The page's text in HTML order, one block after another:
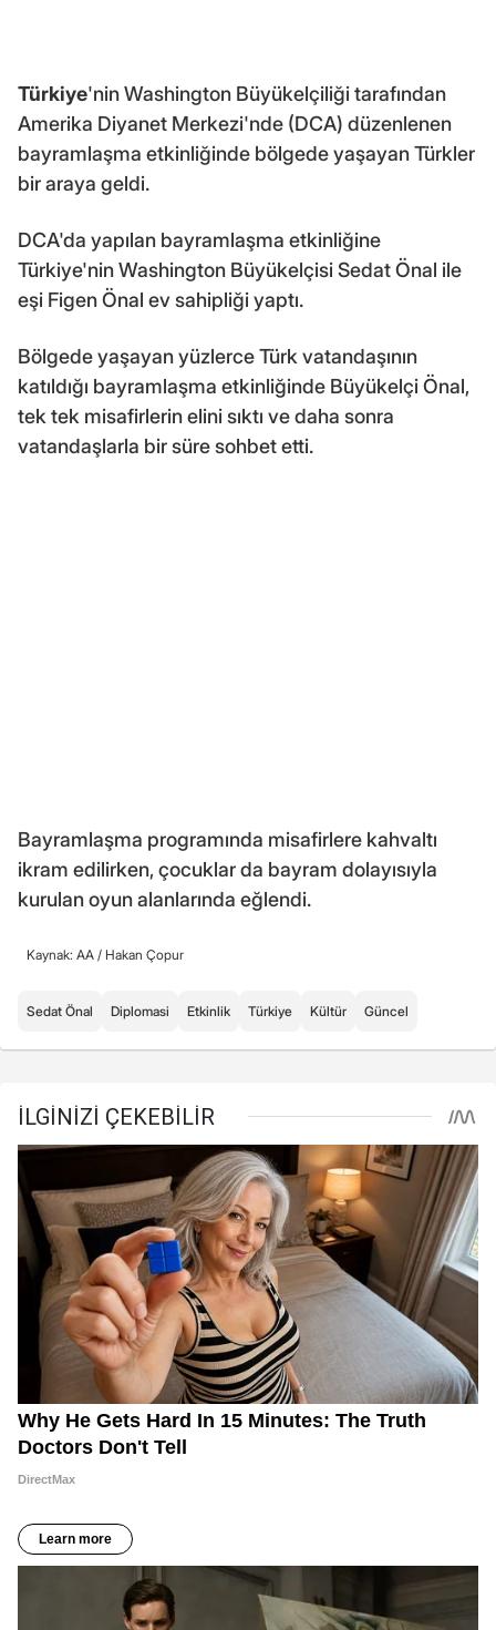
Türkiye'nin Washington Büyükelçiliği tarafından
Amerika Diyanet Merkezi'nde (DCA) düzenlenen
bayramlaşma etkinliğinde bölgede yaşayan Türkler
bir araya geldi.
DCA'da yapılan bayramlaşma etkinliğine
Türkiye'nin Washington Büyükelçisi Sedat Önal ile
eşi Figen Önal ev sahipliği yaptı.
Bölgede yaşayan yüzlerce Türk vatandaşının
katıldığı bayramlaşma etkinliğinde Büyükelçi Önal,
tek tek misafirlerin elini sıktı ve daha sonra
vatandaşlarla bir süre sohbet etti.
Bayramlaşma programında misafirlere kahvaltı
ikram edilirken, çocuklar da bayram dolayısıyla
kurulan oyun alanlarında eğlendi.
Kaynak: AA / Hakan Çopur
Sedat Önal Diplomasi Etkinlik Türkiye Kültür Güncel